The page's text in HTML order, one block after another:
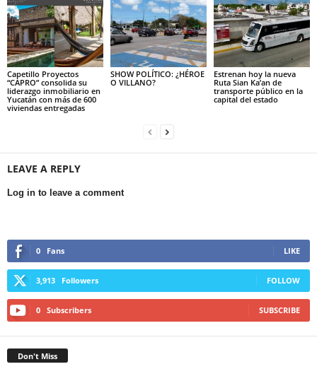
Capetillo Proyectos
“CAPRO” consolida su
liderazgo inmobiliario en
Yucatán con más de 600
viviendas entregadas
SHOW POLÍTICO: ¿HÉROE
O VILLANO?
Estrenan hoy la nueva
Ruta Sian Ka’an de
transporte público en la
capital del estado
LEAVE A REPLY
Log in to leave a comment
0 Fans LIKE
3,913 Followers FOLLOW
0 Subscribers SUBSCRIBE
Don't Miss